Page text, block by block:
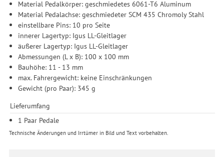
Material Pedalkörper: geschmiedetes 6061-T6 Aluminum
Material Pedalachse: geschmiedeter SCM 435 Chromoly Stahl
einstellbare Pins: 10 pro Seite
innerer Lagertyp: Igus LL-Gleitlager
äußerer Lagertyp: Igus LL-Gleitlager
Abmessungen (L x B): 100 x 100 mm
Bauhöhe: 11 - 13 mm
max. Fahrergewicht: keine Einschränkungen
Gewicht (pro Paar): 345 g
Lieferumfang
1 Paar Pedale
Technische Änderungen und Irrtümer in Bild und Text vorbehalten.